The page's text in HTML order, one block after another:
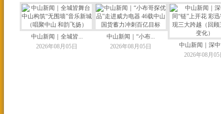
中山新闻｜全城皆...
2026年08月05日
中山新闻｜“小布...
2026年08月05日
中山新闻｜深
2026年08月05